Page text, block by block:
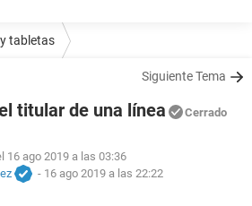
tabletas
Siguiente Tema
titular de una línea Cerrado
16 ago 2019 a las 03:36
- 16 ago 2019 a las 22:22